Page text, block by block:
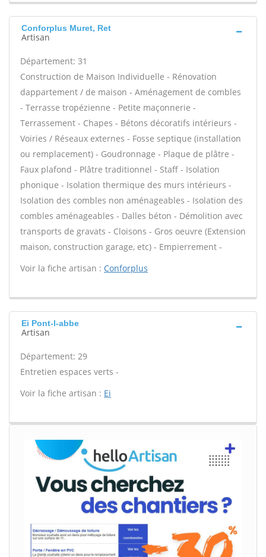
Conforplus Muret, Ret
Artisan
Département: 31
Construction de Maison Individuelle - Rénovation
dappartement / de maison - Aménagement de combles
- Terrasse tropézienne - Petite maçonnerie -
Terrassement - Chapes - Bétons décoratifs intérieurs -
Voiries / Réseaux externes - Fosse septique (installation
ou remplacement) - Goudronnage - Plaque de plâtre -
Faux plafond - Plâtre traditionnel - Staff - Isolation
phonique - Isolation thermique des murs intérieurs -
Isolation des combles non aménageables - Isolation des
combles aménageables - Dalles béton - Démolition avec
transports de gravats - Cloisons - Gros oeuvre (Extension
maison, construction garage, etc) - Empierrement -
Voir la fiche artisan : Conforplus
Ei Pont-l-abbe
Artisan
Département: 29
Entretien espaces verts -
Voir la fiche artisan : Ei